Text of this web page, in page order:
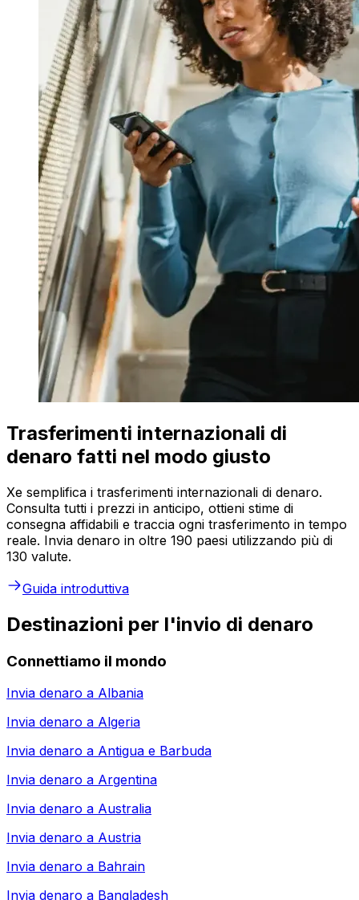
Trasferimenti internazionali di
denaro fatti nel modo giusto
Xe semplifica i trasferimenti internazionali di denaro.
Consulta tutti i prezzi in anticipo, ottieni stime di
consegna affidabili e traccia ogni trasferimento in tempo
reale. Invia denaro in oltre 190 paesi utilizzando più di
130 valute.
Guida introduttiva
Destinazioni per l'invio di denaro
Connettiamo il mondo
Invia denaro a Albania
Invia denaro a Algeria
Invia denaro a Antigua e Barbuda
Invia denaro a Argentina
Invia denaro a Australia
Invia denaro a Austria
Invia denaro a Bahrain
Invia denaro a Bangladesh